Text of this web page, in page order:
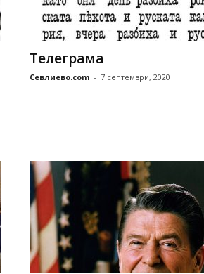
Телеграма
Севлиево.com - 7 септември, 2020